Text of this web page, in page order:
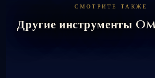
СМОТРИТЕ ТАКЖЕ
Другие инструменты